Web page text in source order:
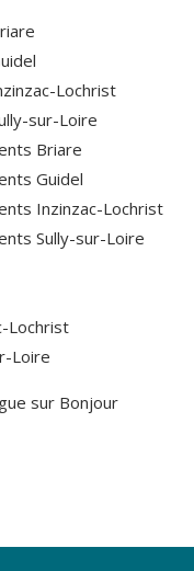
Lochrist
sur-Loire
Briare
Guidel
Inzinzac-Lochrist
Sully-sur-Loire
Lochrist
Loire
sur Bonjour